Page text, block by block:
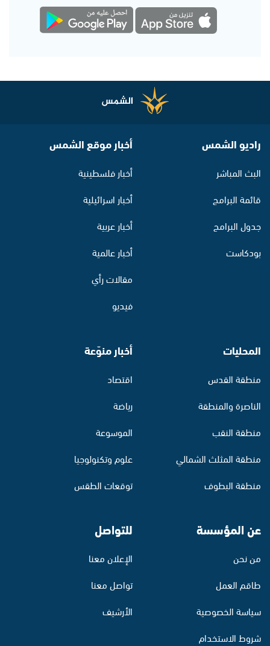
راديو الشمس
البث المباشر
قائمة البرامج
جدول البرامج
بودكاست
أخبار موقع الشمس
أخبار فلسطينية
أخبار اسرائيلية
أخبار عربية
أخبار عالمية
مقالات رأي
فيديو
المحليات
منطقة القدس
الناصرة والمنطقة
منطقة النقب
منطقة المثلث الشمالي
منطقة البطوف
أخبار منوّعة
اقتصاد
رياضة
الموسوعة
علوم وتكنولوجيا
توقعات الطقس
عن المؤسسة
من نحن
طاقم العمل
سياسة الخصوصية
شروط الاستخدام
للتواصل
الإعلان معنا
تواصل معنا
الأرشيف